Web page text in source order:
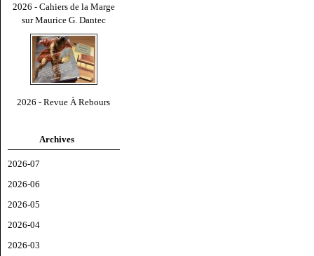
2026 - Cahiers de la Marge
sur Maurice G. Dantec
2026 - Revue À Rebours
Archives
2026-07
2026-06
2026-05
2026-04
2026-03